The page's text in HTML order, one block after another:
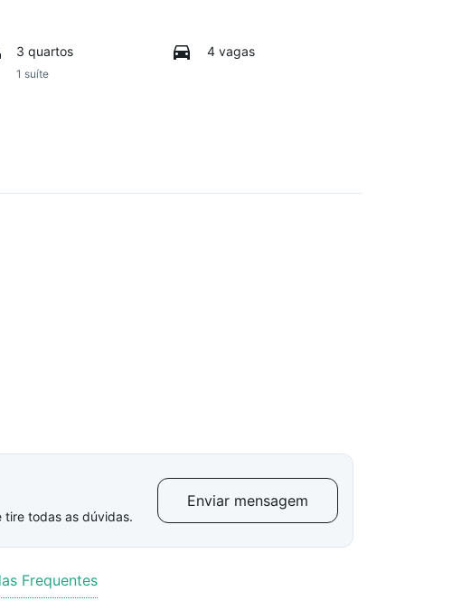
3 quartos
1 suíte
4 vagas
tire todas as dúvidas.
Enviar mensagem
Frequentes